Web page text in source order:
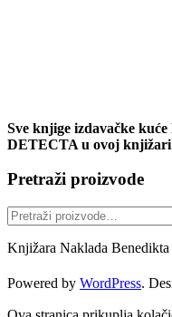
Sve knjige izdavačke
DETECTA u ovoj
Pretraži proizvode
Pretraži:
Knjižara Naklada
Powered by WordPress.